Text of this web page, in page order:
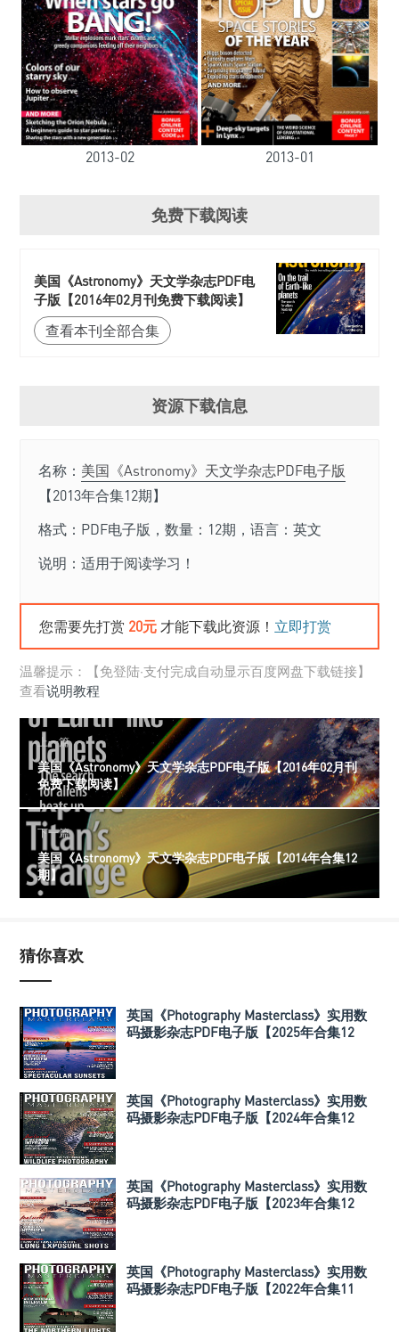
2013-02 2013-01
免费下载阅读
美国《Astronomy》天文学杂志PDF电
子版【2016年02月刊免费下载阅读】
查看本刊全部合集
资源下载信息
名称： 美国《Astronomy》天文学杂志PDF电子版
【2013年合集12期】
格式：PDF电子版，数量：12期，语言：英文
说明：适用于阅读学习！
您需要先打赏 20元 才能下载此资源！ 立即打赏
温馨提示：【免登陆·支付完成自动显示百度网盘下载链接】
查看说明教程
上一篇
美国《Astronomy》天文学杂志PDF电子版【2016年02月刊
免费下载阅读】
下一篇
美国《Astronomy》天文学杂志PDF电子版【2014年合集12
期】
猜你喜欢
英国《Photography Masterclass》实用数
码摄影杂志PDF电子版【2025年合集12
英国《Photography Masterclass》实用数
码摄影杂志PDF电子版【2024年合集12
英国《Photography Masterclass》实用数
码摄影杂志PDF电子版【2023年合集12
英国《Photography Masterclass》实用数
码摄影杂志PDF电子版【2022年合集11